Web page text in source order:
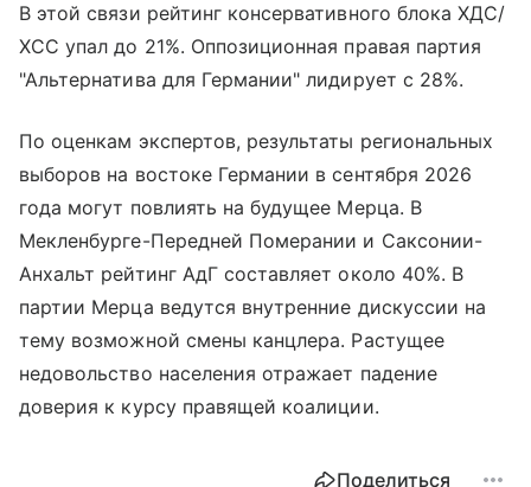
В этой связи рейтинг консервативного блока ХДС/
ХСС упал до 21%. Оппозиционная правая партия
"Альтернатива для Германии" лидирует с 28%.
По оценкам экспертов, результаты региональных
выборов на востоке Германии в сентября 2026
года могут повлиять на будущее Мерца. В
Мекленбурге-Передней Померании и Саксонии-
Анхальт рейтинг АдГ составляет около 40%. В
партии Мерца ведутся внутренние дискуссии на
тему возможной смены канцлера. Растущее
недовольство населения отражает падение
доверия к курсу правящей коалиции.
Поделиться